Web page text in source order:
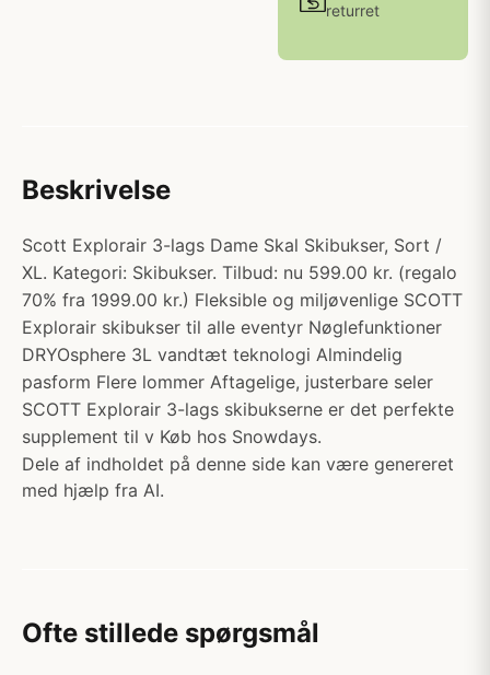
returret
Beskrivelse
Scott Explorair 3-lags Dame Skal Skibukser, Sort /
XL. Kategori: Skibukser. Tilbud: nu 599.00 kr. (regalo
70% fra 1999.00 kr.) Fleksible og miljøvenlige SCOTT
Explorair skibukser til alle eventyr Nøglefunktioner
DRYOsphere 3L vandtæt teknologi Almindelig
pasform Flere lommer Aftagelige, justerbare seler
SCOTT Explorair 3-lags skibukserne er det perfekte
supplement til v Køb hos Snowdays.
Dele af indholdet på denne side kan være genereret
med hjælp fra AI.
Ofte stillede spørgsmål